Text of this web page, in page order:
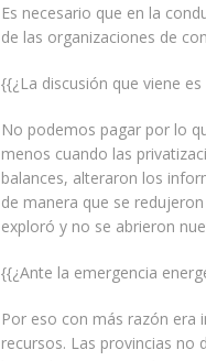
Es necesario que en la
de las organizaciones de
{{¿La discusión que viene
No podemos pagar por lo
menos cuando las
balances, alteraron los
de manera que se
exploró y no se abrieron
{{¿Ante la emergencia
Por eso con más razón
recursos. Las provincias no